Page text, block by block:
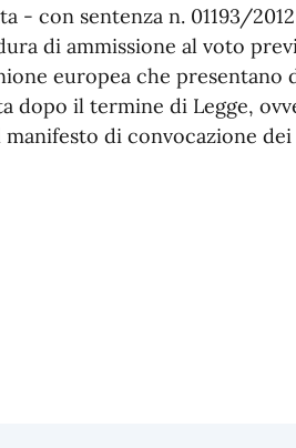
con sentenza n. 01193/2012
di ammissione al voto
europea che
dopo il termine di Legge,
di convocazione